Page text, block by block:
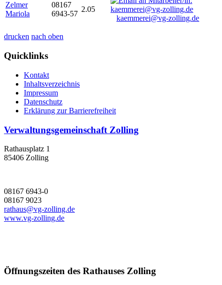
Zelmer
Mariola
08167
6943-57
2.05
kaemmerei@vg-zolling.de
drucken nach oben
Quicklinks
Kontakt
Inhaltsverzeichnis
Impressum
Datenschutz
Erklärung zur Barrierefreiheit
Verwaltungsgemeinschaft Zolling
Rathausplatz 1
85406 Zolling
08167 6943-0
08167 9023
rathaus@vg-zolling.de
www.vg-zolling.de
Öffnungszeiten des Rathauses Zolling